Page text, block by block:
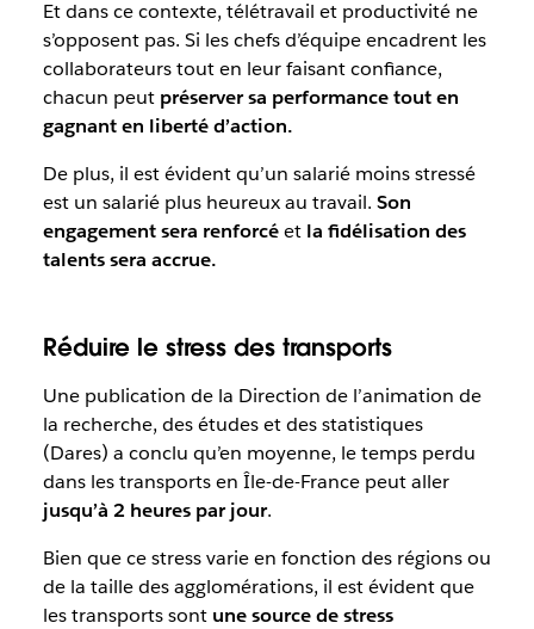
Et dans ce contexte, télétravail et productivité ne
s’opposent pas. Si les chefs d’équipe encadrent les
collaborateurs tout en leur faisant confiance,
chacun peut préserver sa performance tout en
gagnant en liberté d’action.
De plus, il est évident qu’un salarié moins stressé
est un salarié plus heureux au travail. Son
engagement sera renforcéet la fidélisation des
talents sera accrue.
Réduire le stress des transports
Une publication de la Direction de l’animation de
la recherche, des études et des statistiques
(Dares) a conclu qu’en moyenne, le temps perdu
dans les transports en Île-de-France peut aller
jusqu’à 2 heures par jour.
Bien que ce stress varie en fonction des régions ou
de la taille des agglomérations, il est évident que
les transports sont une source de stress